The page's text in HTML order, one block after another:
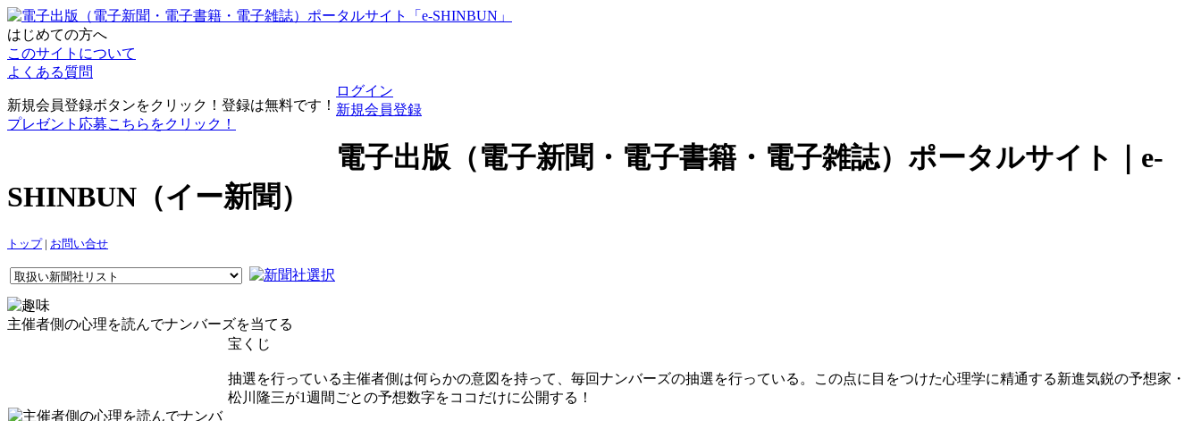
はじめての方へ
このサイトについて
よくある質問
新規会員登録ボタンをクリック！登録は無料です！
プレゼント応募こちらをクリック！
ログイン
新規会員登録
電子出版（電子新聞・電子書籍・電子雑誌）ポータルサイト｜e-
SHINBUN（イー新聞）
トップ| お問い合せ
主催者側の心理を読んでナンバーズを当てる
宝くじ
抽選を行っている主催者側は何らかの意図を持って、毎回ナンバーズの抽選を行っている。この点に目をつけた心理学に精通する新進気鋭の予想家・
松川隆三が1週間ごとの予想数字をココだけに公開する！